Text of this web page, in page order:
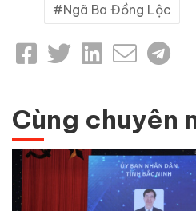
Ngã Ba Đồng Lộc
Cùng chuyên